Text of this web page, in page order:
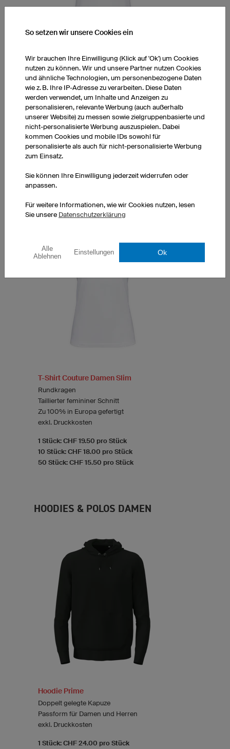
T-Shirt Couture Damen
Rundkragen
Optimierter Damenschnitt
Zu 100% in Europa gefertigt
exkl. Druckkosten
1 Stück: CHF 19.50 pro Stück
10 Stück: CHF 18.00 pro Stück
T-Shirt Couture Damen Slim
Rundkragen
Taillierter femininer Schnitt
Zu 100% in Europa gefertigt
exkl. Druckkosten
1 Stück: CHF 19.50 pro Stück
10 Stück: CHF 18.00 pro Stück
50 Stück: CHF 15.50 pro Stück
HOODIES & POLOS DAMEN
Hoodie Prime
Doppelt gelegte Kapuze
Passform für Damen und Herren
exkl. Druckkosten
1 Stück: CHF 24.00 pro Stück
So setzen wir unsere Cookies ein
Wir brauchen Ihre Einwilligung (Klick auf 'Ok') um Cookies
nutzen zu können. Wir und unsere Partner nutzen Cookies
und ähnliche Technologien, um personenbezogene Daten
wie z. B. Ihre IP-Adresse zu verarbeiten. Diese Daten
werden verwendet, um Inhalte und Anzeigen zu
personalisieren, relevante Werbung (auch außerhalb
unserer Website) zu messen sowie zielgruppenbasierte und
nicht-personalisierte Werbung auszuspielen. Dabei
kommen Cookies und mobile IDs sowohl für
personalisierte als auch für nicht-personalisierte Werbung
zum Einsatz.
Sie können Ihre Einwilligung jederzeit widerrufen oder
anpassen.
Für weitere Informationen, wie wir Cookies nutzen, lesen
Sie unsere Datenschutzerklärung
Alle
Ablehnen
Einstellungen Ok